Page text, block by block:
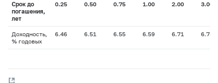
Срок до
погашения,
лет
0.25 0.50 0.75 1.00 2.00 3.00
Доходность,
% годовых
6.46 6.51 6.55 6.59 6.71 6.75